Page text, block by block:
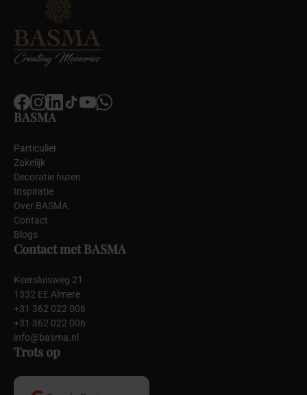
BASMA
Particulier
Zakelijk
Decoratie huren
Inspiratie
Over BASMA
Contact
Blogs
Contact met BASMA
Keersluisweg 21
1332 EE Almere
+31 362 022 006
+31 362 022 006
info@basma.nl
Trots op